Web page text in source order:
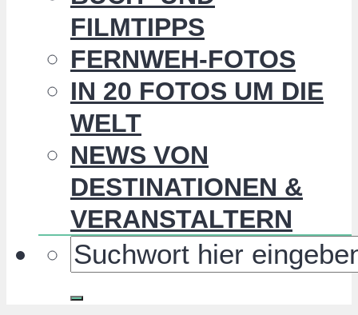
FILMTIPPS
FERNWEH-FOTOS
IN 20 FOTOS UM DIE
WELT
NEWS VON
DESTINATIONEN &
VERANSTALTERN